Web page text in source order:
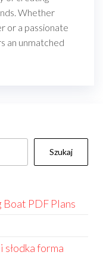
Whether
or a passionate
an unmatched
Szukaj
PDF Plans
forma